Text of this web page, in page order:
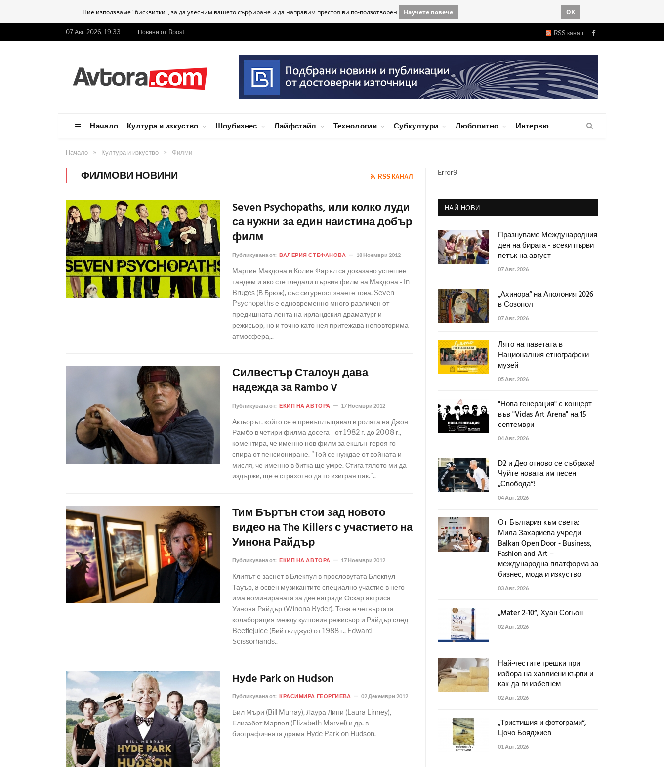
Ние използваме "бисквитки", за да улесним вашето сърфиране и да направим престоя ви по-ползотворен Научете повече OK
07 Авг. 2026, 19:33 Новини от Bpost RSS канал Facebook
Начало Култура и изкуство Шоубизнес Лайфстайл Технологии Субкултури Любопитно Интервю
Начало » Култура и изкуство » Филми
ФИЛМОВИ НОВИНИ RSS КАНАЛ
Seven Psychopaths, или колко луди
са нужни за един наистина добър
филм
Публикувана от: ВАЛЕРИЯ СТЕФАНОВА 18 Ноември 2012
Мартин Макдона и Колин Фаръл са доказано успешен
тандем и ако сте гледали първия филм на Макдона - In
Bruges (В Брюж), със сигурност знаете това. Seven
Psychopaths е едновременно много различен от
предишната лента на ирландския драматург и
режисьор, но и точно като нея притежава неповторима
атмосфера,..
Силвестър Сталоун дава
надежда за Rambo V
Публикувана от: ЕКИП НА АВТОРА 17 Ноември 2012
Актьорът, който се е превъплъщавал в ролята на Джон
Рамбо в четири филма досега - от 1982 г. до 2008 г.,
коментира, че именно нов филм за екшън-героя го
спира от пенсиониране. "Той се нуждае от войната и
мисля, че именно в битка ще умре. Стига тялото ми да
издържи, ще е страхотно да го изиграя пак."..
Тим Бъртън стои зад новото
видео на The Killers с участието на
Уинона Райдър
Публикувана от: ЕКИП НА АВТОРА 17 Ноември 2012
Клипът е заснет в Блекпул в прословутата Блекпул
Тауър, a освен музикантите специално участие в него
има номинираната за две награди Оскар актриса
Уинона Райдър (Winona Ryder). Това е четвъртата
колаборация между култовия режисьор и Райдър след
Beetlejuice (Бийтълджус) от 1988 г., Edward
Scissorhands..
Hyde Park on Hudson
Публикувана от: КРАСИМИРА ГЕОРГИЕВА 02 Декември 2012
Бил Мъри (Bill Murray), Лаура Лини (Laura Linney),
Елизабет Марвел (Elizabeth Marvel) и др. в
биографичната драма Hyde Park on Hudson.
Error9
НАЙ-НОВИ
Празнуваме Международния
ден на бирата - всеки първи
петък на август
07 Авг. 2026
„Ахинора“ на Аполония 2026
в Созопол
07 Авг. 2026
Лято на паветата в
Националния етнографски
музей
05 Авг. 2026
"Нова генерация" с концерт
във "Vidas Art Arena" на 15
септември
04 Авг. 2026
D2 и Део отново се събраха!
Чуйте новата им песен
„Свобода“!
04 Авг. 2026
От България към света:
Мила Захариева учреди
Balkan Open Door - Business,
Fashion and Art –
международна платформа за
бизнес, мода и изкуство
03 Авг. 2026
„Mater 2-10“, Хуан Согьон
02 Авг. 2026
Най-честите грешки при
избора на хавлиени кърпи и
как да ги избегнем
02 Авг. 2026
„Тристишия и фотограми“,
Цочо Бояджиев
01 Авг. 2026